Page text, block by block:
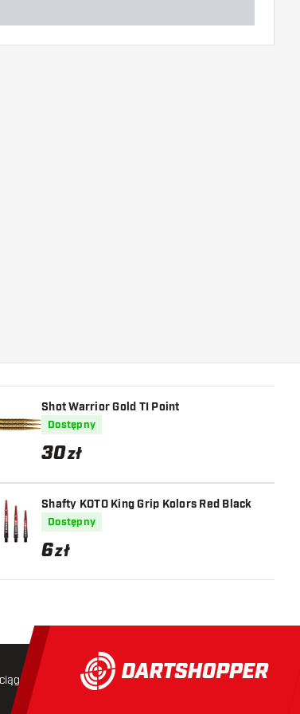
KOSZYKA
Shot Warrior Gold TI Point
Dostępny
30zł
Shafty KOTO King Grip Kolors Red Black
Dostępny
6zł
24 godzin Darmowa wysyłka od 250 złoty